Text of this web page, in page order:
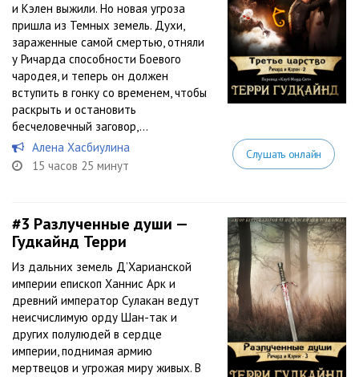
и Кэлен выжили. Но новая угроза
пришла из Темных земель. Духи,
зараженные самой смертью, отняли
у Ричарда способности Боевого
чародея, и теперь он должен
вступить в гонку со временем, чтобы
раскрыть и остановить
бесчеловечный заговор,...
Алена Хасбиулина
15 часов 25 минут
Слушать онлайн
#3 Разлученные души —
Гудкайнд Терри
Из дальних земель Д’Харианской
империи епископ Ханнис Арк и
древний император Сулакан ведут
неисчислимую орду Шан-так и
других полулюдей в сердце
империи, поднимая армию
мертвецов и угрожая миру живых. В